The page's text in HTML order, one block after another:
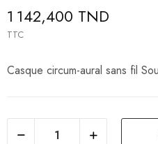
1 142,400 TND
TTC
Casque circum-aural sans fil